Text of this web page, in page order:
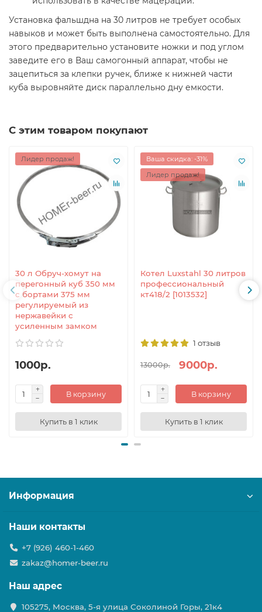
Установка фальшдна на 30 литров не требует особых
навыков и может быть выполнена самостоятельно. Для
этого предварительно установите ножки и под углом
заведите его в Ваш самогонный аппарат, чтобы не
зацепиться за клепки ручек, ближе к нижней части
куба выровняйте диск параллельно дну емкости.
С этим товаром покупают
Лидер продаж!
30 л Обруч-хомут на
перегонный куб 350 мм
с бортами 375 мм
регулируемый из
нержавейки с
усиленным замком
1000р.
В корзину
Купить в 1 клик
Ваша скидка: -31%
Лидер продаж!
Котел Luxstahl 30 литров
профессиональный
кт418/2 [1013532]
1 отзыв
13000р. 9000р.
В корзину
Купить в 1 клик
Информация
Наши контакты
+7 (926) 460-1-460
zakaz@homer-beer.ru
Наш адрес
105275, Москва, 5-я улица Соколиной Горы, 21к4